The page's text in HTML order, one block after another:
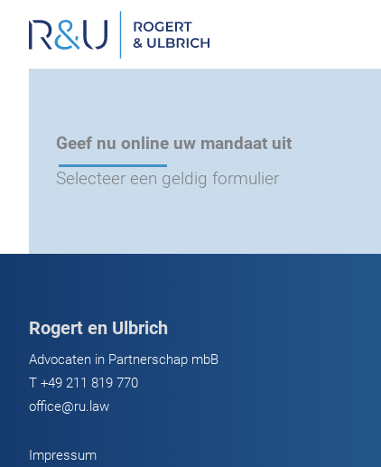
Geef nu online uw mandaat uit
Selecteer een geldig formulier
Rogert en Ulbrich
Advocaten in Partnerschap mbB
T +49 211 819 770
office@ru.law
Impressum